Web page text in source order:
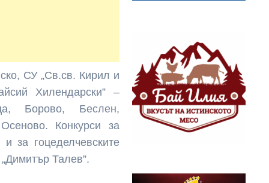
СУ „Св.св. Кирил и
Хилендарски” –
Борово, Беслен,
Конкурси за
за гоцеделчевските
Талев”.